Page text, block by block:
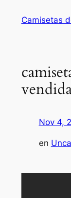
Camisetas
Nov 4,
en